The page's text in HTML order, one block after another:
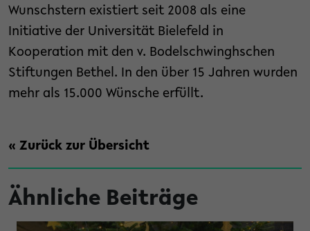
Wunschstern existiert seit 2008 als eine
Initiative der Universität Bielefeld in
Kooperation mit den v. Bodelschwinghschen
Stiftungen Bethel. In den über 15 Jahren wurden
mehr als 15.000 Wünsche erfüllt.
« Zurück zur Übersicht
Ähnliche Beiträge